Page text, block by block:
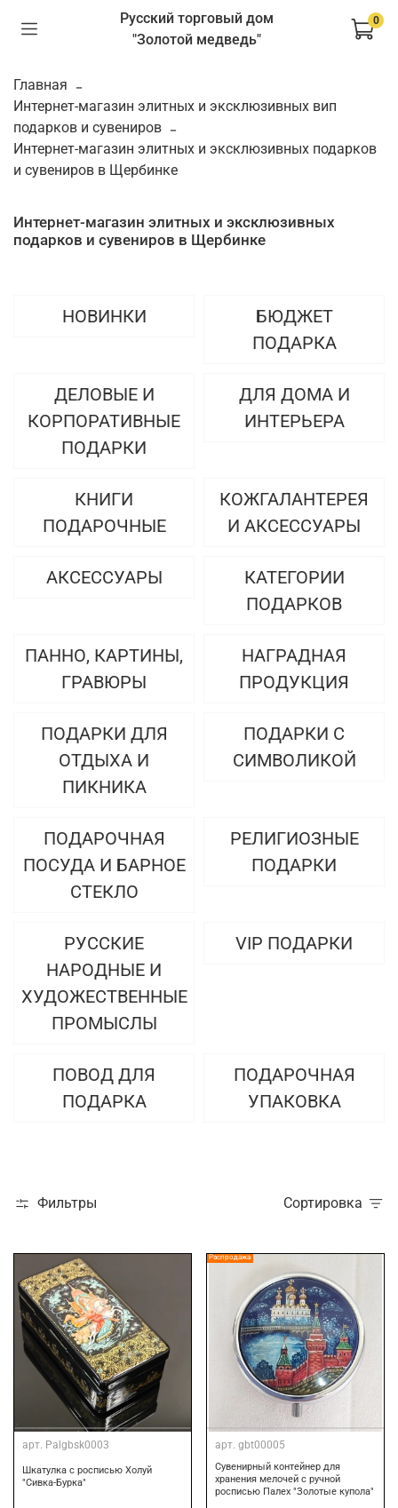
Русский торговый дом
"Золотой медведь"
0
Главная
Интернет-магазин элитных и эксклюзивных вип
подарков и сувениров
Интернет-магазин элитных и эксклюзивных подарков
и сувениров в Щербинке
Интернет-магазин элитных и эксклюзивных
подарков и сувениров в Щербинке
НОВИНКИ
БЮДЖЕТ
ПОДАРКА
ДЕЛОВЫЕ И
КОРПОРАТИВНЫЕ
ПОДАРКИ
ДЛЯ ДОМА И
ИНТЕРЬЕРА
КНИГИ
ПОДАРОЧНЫЕ
КОЖГАЛАНТЕРЕЯ
И АКСЕССУАРЫ
АКСЕССУАРЫ
КАТЕГОРИИ
ПОДАРКОВ
ПАННО, КАРТИНЫ,
ГРАВЮРЫ
НАГРАДНАЯ
ПРОДУКЦИЯ
ПОДАРКИ ДЛЯ
ОТДЫХА И
ПИКНИКА
ПОДАРКИ С
СИМВОЛИКОЙ
ПОДАРОЧНАЯ
ПОСУДА И БАРНОЕ
СТЕКЛО
РЕЛИГИОЗНЫЕ
ПОДАРКИ
РУССКИЕ
НАРОДНЫЕ И
ХУДОЖЕСТВЕННЫЕ
ПРОМЫСЛЫ
VIP ПОДАРКИ
ПОВОД ДЛЯ
ПОДАРКА
ПОДАРОЧНАЯ
УПАКОВКА
Фильтры Сортировка
арт. Palgbsk0003
Шкатулка с росписью Холуй
"Сивка-Бурка"
Распродажа
арт. gbt00005
Сувенирный контейнер для
хранения мелочей с ручной
росписью Палех "Золотые купола"